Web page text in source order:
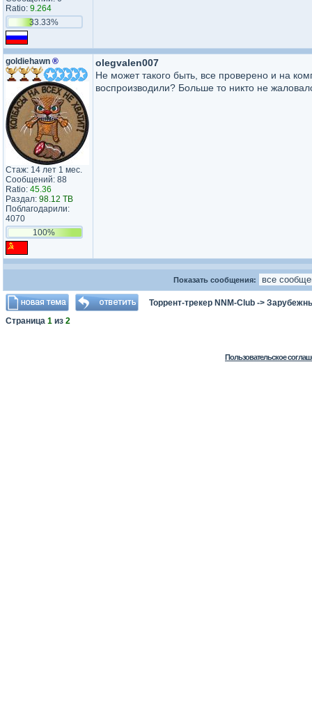
Ratio: 9.264
33.33%
goldiehawn ®
Стаж: 14 лет 1 мес.
Сообщений: 88
Ratio: 45.36
Раздал: 98.12 TB
Поблагодарили:
4070
100%
olegvalen007
Не может такого быть, все проверено и на
воспроизводили? Больше то никто не
Показать сообщения:
Торрент-трекер NNM-Club ->
Страница 1 из 2
Пользовательское